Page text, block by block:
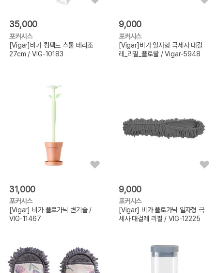
35,000
포커시스
[Vigar]비가 컴팩트 스툴 테라조
27cm / VIG-10183
9,000
포커시스
[Vigar]비가 일자형 극세사 대걸
레_리필_플로랄 / Vigar-5948
31,000
포커시스
[Vigar] 비가 플로가닉 변기솔 /
VIG-11467
9,000
포커시스
[Vigar] 비가 플로가닉 일자형 극
세사 대걸레 리필 / VIG-12225